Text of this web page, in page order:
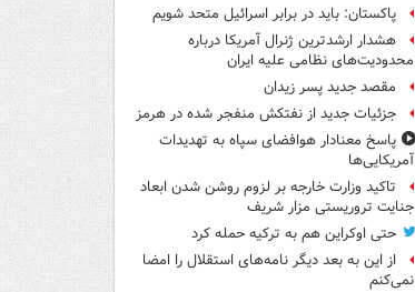
پاکستان: باید در برابر اسرائیل متحد شویم
هشدار ارشدترین ژنرال آمریکا درباره
محدودیت‌های نظامی علیه ایران
مقصد جدید پسر زیدان
جزئیات جدید از نفتکش منفجر شده در هرمز
پاسخ معنادار هوافضای سپاه به تهدیدات
آمریکایی‌ها
تاکید وزارت خارجه بر لزوم روشن شدن ابعاد
جنایت تروریستی مزار شریف
حتی اوکراین هم به ترکیه حمله کرد
از این به بعد دیگر نامه‌های استقلال را امضا
نمی‌کنم